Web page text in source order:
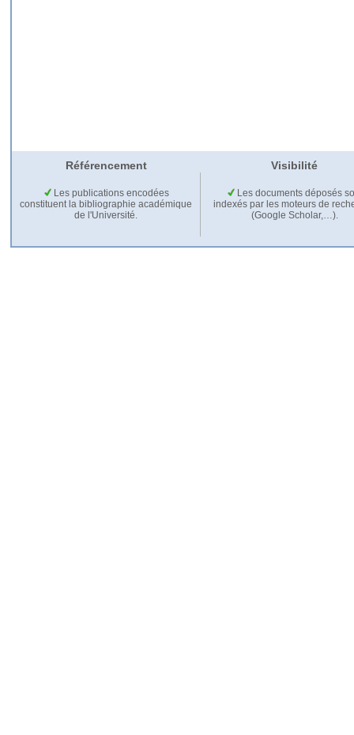
Référencement Visibilité
Les publications encodées
constituent la bibliographie académique
de l'Université.
Les documents déposés
indexés par les moteurs de
(Google Scholar,…).